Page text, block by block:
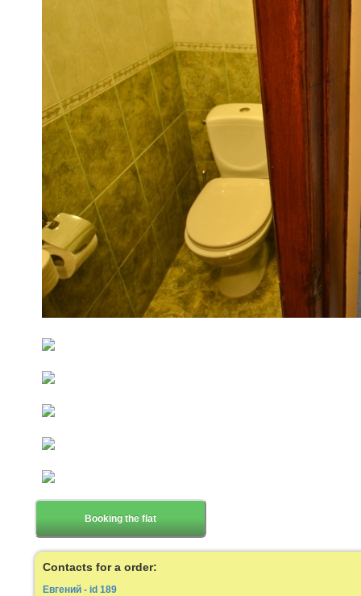
Booking the flat
Contacts for a order:
Евгений - id 189